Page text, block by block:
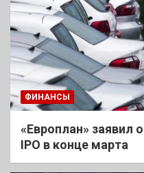
ФИНАНСЫ
«Европлан» заявил
IPO в конце марта